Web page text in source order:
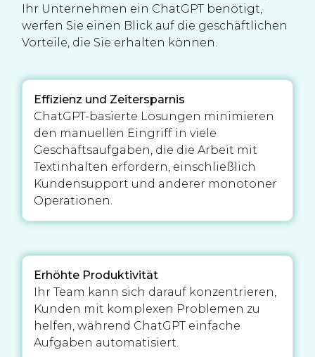
Ihr Unternehmen ein ChatGPT benötigt,
werfen Sie einen Blick auf die geschäftlichen
Vorteile, die Sie erhalten können.
Effizienz und Zeitersparnis
ChatGPT-basierte Lösungen minimieren
den manuellen Eingriff in viele
Geschäftsaufgaben, die die Arbeit mit
Textinhalten erfordern, einschließlich
Kundensupport und anderer monotoner
Operationen.
Erhöhte Produktivität
Ihr Team kann sich darauf konzentrieren,
Kunden mit komplexen Problemen zu
helfen, während ChatGPT einfache
Aufgaben automatisiert.